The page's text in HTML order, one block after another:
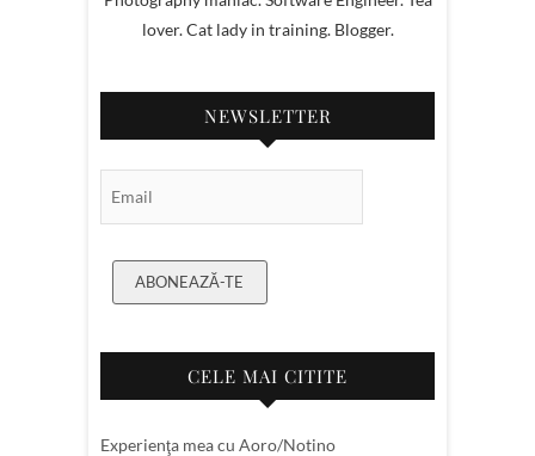
lover. Cat lady in training. Blogger.
NEWSLETTER
ABONEAZĂ-TE
CELE MAI CITITE
Experienţa mea cu Aoro/Notino